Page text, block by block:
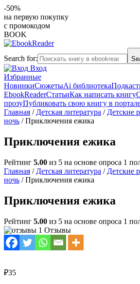
-50%
на первую покупку
с промокодом
BOOK
Search for:
Вход
Избранные
НовинкиСюжетыAi библиотека
EbookReaderСтатьиКак написать книгу
прозуПубликовать свою книгу в
Главная / Детская литература / Детские
ночь / Приключения ежика
Приключения ежика
Рейтинг 5.00 из 5 на основе опроса 1
Главная / Детская литература / Детские
ночь / Приключения ежика
Приключения ежика
Рейтинг 5.00 из 5 на основе опроса 1
1 Отзывы
₽35